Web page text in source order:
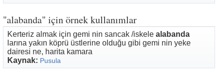
"alabanda" için örnek kullanımlar
Kerteriz almak için gemi nin sancak /iskele alabanda
larına yakın köprü üstlerine olduğu gibi gemi nin yeke
dairesi ne, harita kamara
Kaynak: Pusula